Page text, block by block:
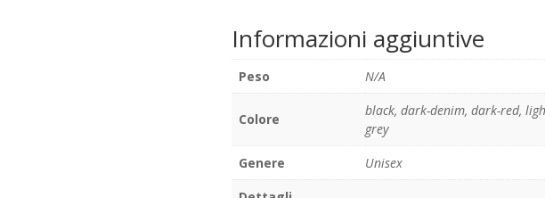
Informazioni aggiuntive
Peso N/A
Colore
black, dark-denim, dark-red,
grey
Genere
Unisex